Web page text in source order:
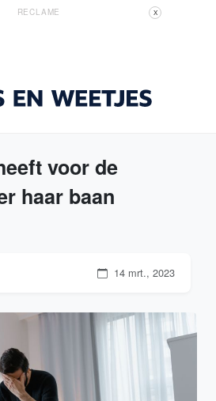
RECLAME X
voor de
haar baan
14 mrt., 2023